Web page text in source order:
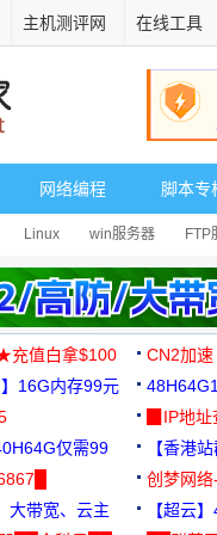
主机测评网 在线工具
网络编程 脚本专
Linux win服务器 FTP
充值白拿$100
CN2加
16G内存99元
3000+
▉IP地
仅需99
【香港
创梦网
88元/月
大带宽、云主
【超云